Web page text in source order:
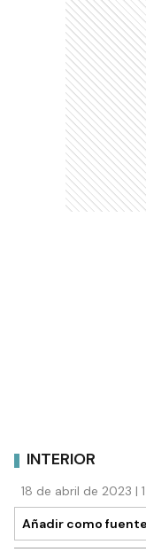
INTERIOR
18 de abril de 2023 |
Añadir como